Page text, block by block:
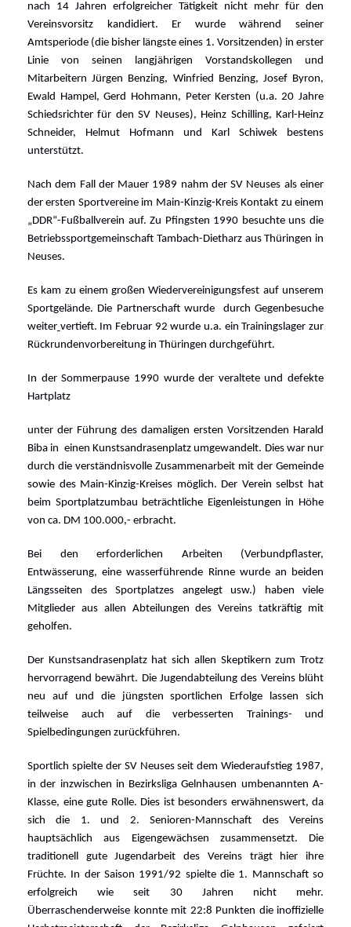
nach 14 Jahren erfolgreicher Tätigkeit nicht mehr für den
Vereinsvorsitz kandidiert. Er wurde während seiner
Amtsperiode (die bisher längste eines 1. Vorsitzenden) in erster
Linie von seinen langjährigen Vorstandskollegen und
Mitarbeitern Jürgen Benzing, Winfried Benzing, Josef Byron,
Ewald Hampel, Gerd Hohmann, Peter Kersten (u.a. 20 Jahre
Schiedsrichter für den SV Neuses), Heinz Schilling, Karl-Heinz
Schneider, Helmut Hofmann und Karl Schiwek bestens
unterstützt.
Nach dem Fall der Mauer 1989 nahm der SV Neuses als einer
der ersten Sportvereine im Main-Kinzig-Kreis Kontakt zu einem
„DDR“-Fußballverein auf. Zu Pfingsten 1990 besuchte uns die
Betriebssportgemeinschaft Tambach-Dietharz aus Thüringen in
Neuses.
Es kam zu einem großen Wiedervereinigungsfest auf unserem
Sportgelände. Die Partnerschaft wurde
durch Gegenbesuche
weiter vertieft. Im Februar 92 wurde u.a. ein Trainingslager zur
Rückrundenvorbereitung in Thüringen durchgeführt.
In der Sommerpause 1990 wurde der veraltete und defekte
Hartplatz
unter der Führung des damaligen ersten Vorsitzenden Harald
Biba in einen Kunstsandrasenplatz umgewandelt. Dies war nur
durch die verständnisvolle Zusammenarbeit mit der Gemeinde
sowie des Main-Kinzig-Kreises möglich. Der Verein selbst hat
beim Sportplatzumbau beträchtliche Eigenleistungen in Höhe
von ca. DM 100.000,- erbracht.
Bei den erforderlichen Arbeiten (Verbundpflaster,
Entwässerung, eine wasserführende Rinne wurde an beiden
Längsseiten des Sportplatzes angelegt usw.) haben viele
Mitglieder aus allen Abteilungen des Vereins tatkräftig mit
geholfen.
Der Kunstsandrasenplatz hat sich allen Skeptikern zum Trotz
hervorragend bewährt. Die Jugendabteilung des Vereins blüht
neu auf und die jüngsten sportlichen Erfolge lassen sich
teilweise auch auf die verbesserten Trainings- und
Spielbedingungen zurückführen.
Sportlich spielte der SV Neuses seit dem Wiederaufstieg 1987,
in der inzwischen in Bezirksliga Gelnhausen umbenannten A-
Klasse, eine gute Rolle. Dies ist besonders erwähnenswert, da
sich die 1. und 2. Senioren-Mannschaft des Vereins
hauptsächlich aus Eigengewächsen zusammensetzt. Die
traditionell gute Jugendarbeit des Vereins trägt hier ihre
Früchte. In der Saison 1991/92 spielte die 1. Mannschaft so
erfolgreich wie seit 30 Jahren nicht mehr.
Überraschenderweise konnte mit 22:8 Punkten die inoffizielle